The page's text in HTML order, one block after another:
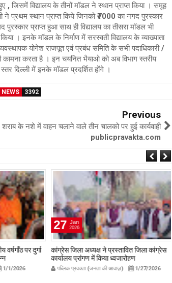
, जिसमें विद्यालय के तीनों मॉडल ने स्थान प्राप्त किया । समूह
ने प्रथम स्थान प्राप्त किये जिनको ₹7000 का नगद पुरस्कार
प्राप्त हुआ साथ ही विद्यालय का तीसरा मॉडल भी
। इनके मॉडल के निर्माण में सरस्वती विद्यालय के व्याख्याता
योगेश राजपूत एवं प्रबंध समिति के सभी पदाधिकारी /
कामना करता है । इन चयनित भैयाओ को अब विभाग स्तरीय
दिल्ली में इनके मॉडल प्रदर्शित होंगे ।
NEWS 3392
Previous
शराब के नशे में वाहन चलाने वाले तीन चालको पर हुई कार्यवाही
publicpravakta.com
पर दुर्गा
2026
27 Jan
2026
कांग्रेस जिला अध्यक्ष ने प्रस्तावित जिला कांग्रेस
कार्यालय प्रांगण में किया ध्वजारोहण
publicpravakta.com
पब्लिक प्रवक्ता (जनता की आवाज़) 1/27/2026